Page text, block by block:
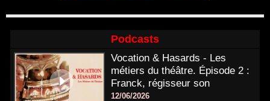
Podcasts
Vocation & Hasards - Les
métiers du théâtre. Épisode 2 :
Franck, régisseur son
12/06/2026